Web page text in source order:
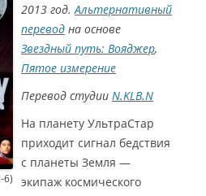
6)
2013 год.Альтернативный
перевод на основе
Звездный путь: Вояджер,
Пятое измерение
Перевод студии N.KLB.N
На планету УльтраСтар
приходит сигнал бедствия
с планеты Земля —
экипаж космического